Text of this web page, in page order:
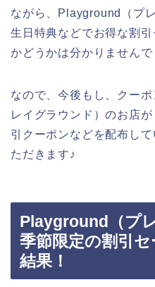
ながら、Playground（プ
生日特典などでお得な割
かどうかは分かりませんで
なので、今後もし、クー
レイグラウンド）のお店
引クーポンなどを配布し
ただきます♪
Playground（プ
季節限定の割引
結果！